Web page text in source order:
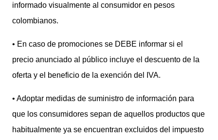
informado visualmente al consumidor en pesos
colombianos.
• En caso de promociones se DEBE informar si el
precio anunciado al público incluye el descuento de la
oferta y el beneficio de la exención del IVA.
• Adoptar medidas de suministro de información para
que los consumidores sepan de aquellos productos que
habitualmente ya se encuentran excluidos del impuesto